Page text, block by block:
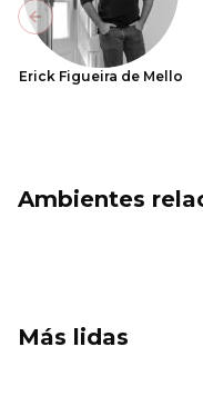
Erick Figueira de Mello
Previous slide
Ambientes
Más lidas